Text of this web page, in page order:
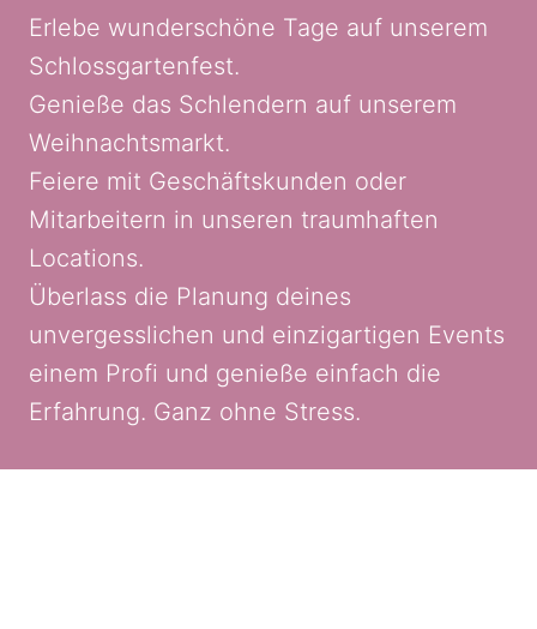
Erlebe wunderschöne Tage auf unserem
Schlossgartenfest.
Genieße das Schlendern auf unserem
Weihnachtsmarkt.
Feiere mit Geschäftskunden oder
Mitarbeitern in unseren traumhaften
Locations.
Überlass die Planung deines
unvergesslichen und einzigartigen Events
einem Profi und genieße einfach die
Erfahrung. Ganz ohne Stress.